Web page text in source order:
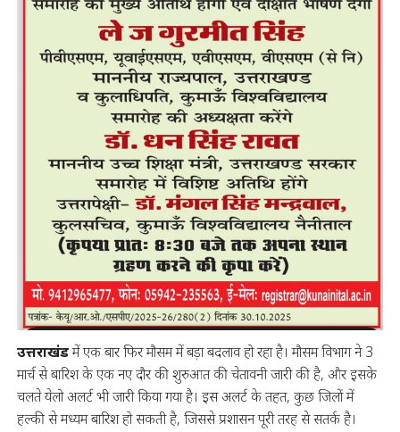
उत्तराखंडमें एक बार फिर मौसम में बड़ा बदलाव हो रहा है। मौसम विभाग ने 3
मार्च से बारिश के एक नए दौर की शुरुआत की चेतावनी जारी की है, और इसके
चलते येलो अलर्ट भी जारी किया गया है। इस अलर्ट के तहत, कुछ जिलों में
हल्की से मध्यम बारिश हो सकती है, जिससे प्रशासन पूरी तरह से सतर्क है।